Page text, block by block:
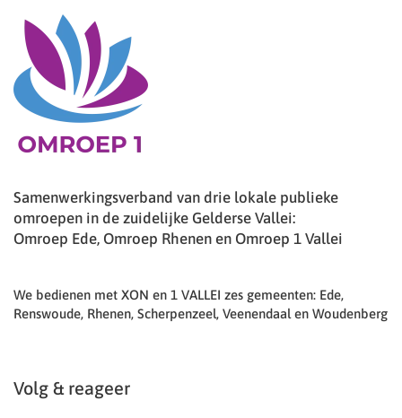
Samenwerkingsverband van drie lokale publieke
omroepen in de zuidelijke Gelderse Vallei:
Omroep Ede, Omroep Rhenen en Omroep 1 Vallei
We bedienen met XON en 1 VALLEI zes gemeenten: Ede,
Renswoude, Rhenen, Scherpenzeel, Veenendaal en Woudenberg
Volg & reageer